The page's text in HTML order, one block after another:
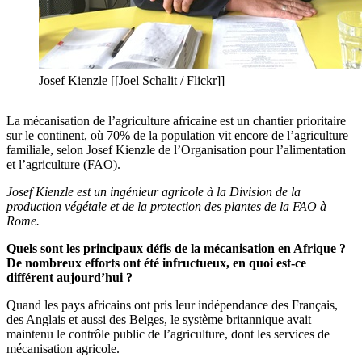
Josef Kienzle [[Joel Schalit / Flickr]]
La mécanisation de l’agriculture africaine est un chantier prioritaire
sur le continent, où 70% de la population vit encore de l’agriculture
familiale, selon Josef Kienzle de l’Organisation pour l’alimentation
et l’agriculture (FAO).
Josef Kienzle est un ingénieur agricole à la Division de la
production végétale et de la protection des plantes de la FAO à
Rome.
Quels sont les principaux défis de la mécanisation en Afrique ?
De nombreux efforts ont été infructueux, en quoi est-ce
différent aujourd’hui ?
Quand les pays africains ont pris leur indépendance des Français,
des Anglais et aussi des Belges, le système britannique avait
maintenu le contrôle public de l’agriculture, dont les services de
mécanisation agricole.